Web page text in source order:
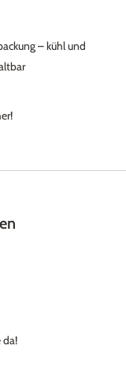
– kühl und
da!